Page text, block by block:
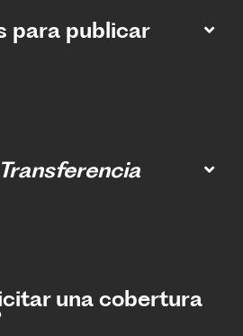
para publicar
Transferencia
una cobertura